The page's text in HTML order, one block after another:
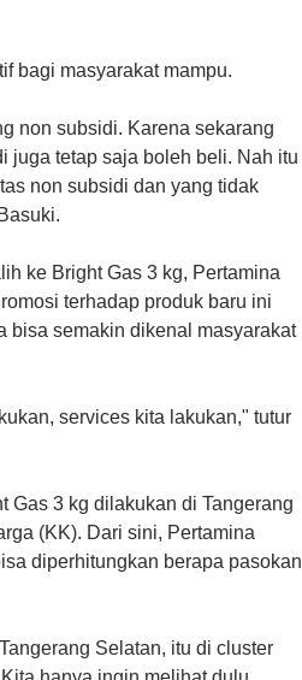
bagi masyarakat mampu.
non subsidi. Karena sekarang
juga tetap saja boleh beli. Nah itu
non subsidi dan yang tidak
ke Bright Gas 3 kg, Pertamina
terhadap produk baru ini
bisa semakin dikenal masyarakat
services kita lakukan," tutur
Gas 3 kg dilakukan di Tangerang
(KK). Dari sini, Pertamina
diperhitungkan berapa pasokan
Selatan, itu di cluster